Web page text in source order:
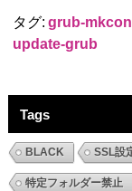
タグ:grub-
update-grub
Tags
BLACK SSL設
特定フォルダー禁止